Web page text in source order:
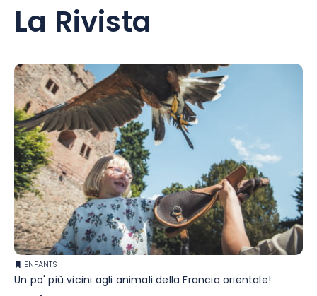
La Rivista
ENFANTS
Un po' più vicini agli animali della Francia orientale!